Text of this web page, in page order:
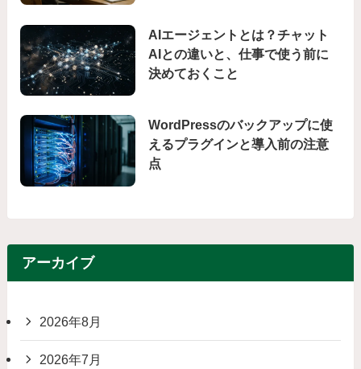
AIエージェントとは？チャット
AIとの違いと、仕事で使う前に
決めておくこと
WordPressのバックアップに使
えるプラグインと導入前の注意
点
アーカイブ
2026年8月
2026年7月